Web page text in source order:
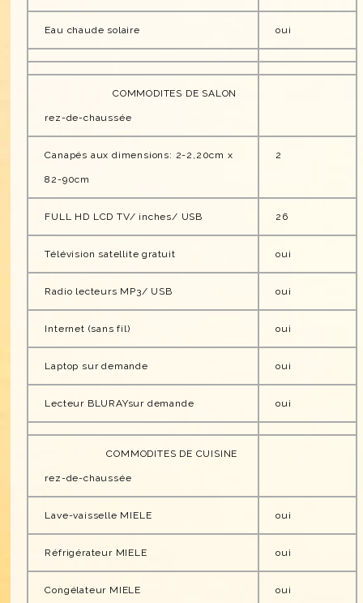
Eau chaude solaire oui
COMMODITES DE SALON
rez-de-chaussée
Canapés aux dimensions: 2-2,20cm x
82-90cm
2
FULL HD LCD TV/ inches/ USB 26
Télévision satellite gratuit oui
Radio lecteurs MP3/ USB oui
Internet (sans fil) oui
Laptop sur demande oui
Lecteur BLURAYsur demande oui
COMMODITES DE CUISINE
rez-de-chaussée
Lave-vaisselle MIELE oui
Réfrigérateur MIELE oui
Congélateur MIELE oui